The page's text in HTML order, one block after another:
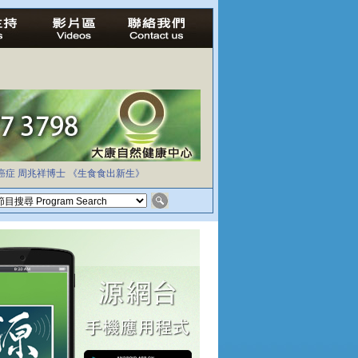
症 周兆祥博士 《生食食出新生》